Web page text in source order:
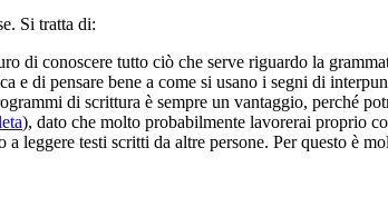
Si tratta di:
di conoscere tutto ciò che serve riguardo la
e di pensare bene a come si usano i segni di
di scrittura è sempre un vantaggio, perché
), dato che molto probabilmente lavorerai proprio
leggere testi scritti da altre persone. Per questo è